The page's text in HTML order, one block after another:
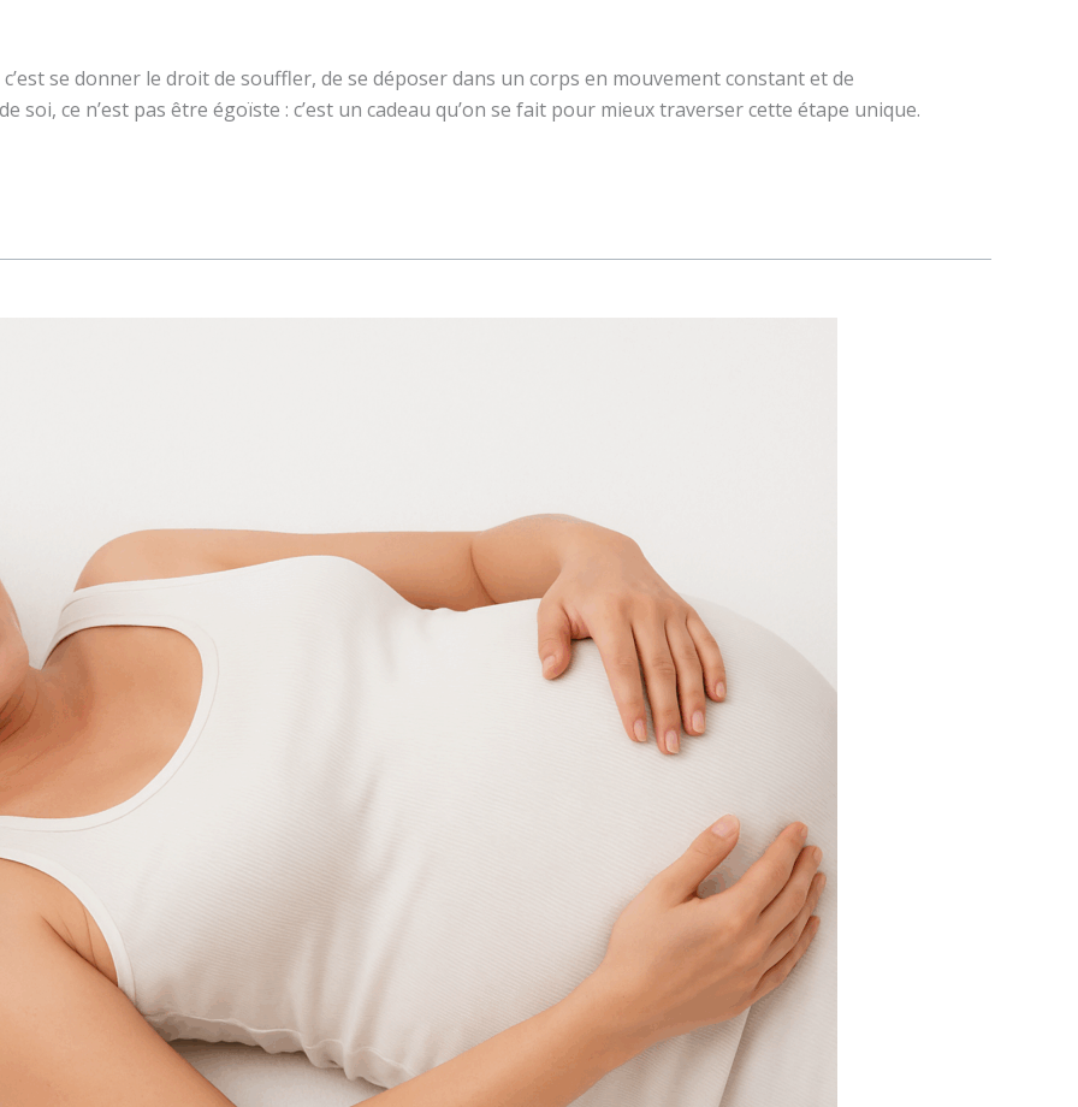
se donner le droit de souffler, de se déposer dans un corps en mouvement constant et de
soi, ce n’est pas être égoïste : c’est un cadeau qu’on se fait pour mieux traverser cette étape unique.